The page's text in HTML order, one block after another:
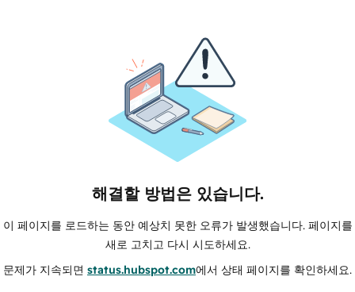
해결할 방법은 있습니다.
이 페이지를 로드하는 동안 예상치 못한 오류가 발생했습니다. 페이지를
새로 고치고 다시 시도하세요.
문제가 지속되면 status.hubspot.com에서 상태 페이지를 확인하세요.